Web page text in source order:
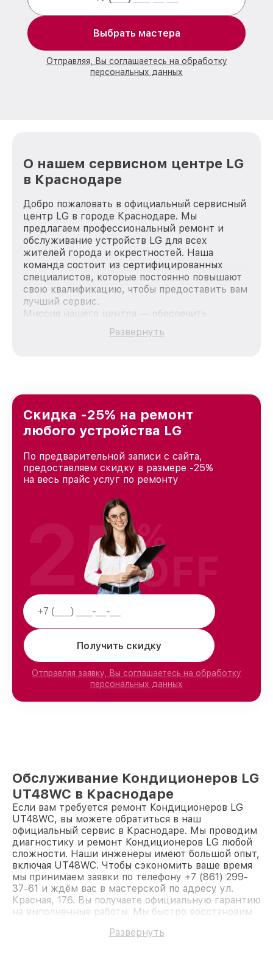
Выбрать мастера
Отправляя, Вы соглашаетесь на обработку
персональных данных
О нашем сервисном центре LG
в Краснодаре
Добро пожаловать в официальный сервисный
центр LG в городе Краснодаре. Мы
предлагаем профессиональный ремонт и
обслуживание устройств LG для всех
жителей города и окрестностей. Наша
команда состоит из сертифицированных
специалистов, которые постоянно повышают
свою квалификацию, чтобы предоставить вам
лучший сервис.
Миссия нашего центра — обеспечить
качественный и доступный ремонт для
каждого пользователя продукции LG, вне
Краснодаре, постоянно повышая уровень
доверия и лояльности наших клиентов.
Развернуть
Скидка -25% на ремонт
любого устройства LG
По предварительной записи с сайта,
предоставляем скидку в размере -25%
на весь прайс услуг по ремонту
Получить скидку
Отправляя заявку, Вы соглашаетесь на обработку
персональных данных
25%
OFF
Обслуживание Кондиционеров LG
UT48WC в Краснодаре
Если вам требуется ремонт Кондиционеров LG
UT48WC, вы можете обратиться в наш
официальный сервис в Краснодаре. Мы проводим
диагностику и ремонт Кондиционеров LG любой
сложности. Наши инженеры имеют большой опыт,
включая UT48WC. Чтобы сэкономить ваше время
мы принимаем заявки по телефону +7 (861) 299-
37-61 и ждём вас в мастерской по адресу ул.
Красная, 176. Вы получаете официальную гарантию
на выполненные работы. Мы быстро восстановим
Развернуть